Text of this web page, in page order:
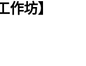
作坊】